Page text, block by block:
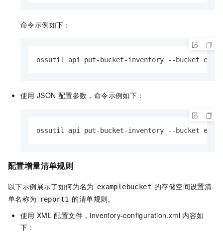
命令示例如下：
ossutil api put-bucket-inventory --bucket
使用 JSON 配置参数，命令示例如下：
ossutil api put-bucket-inventory --bucket
配置增量清单规则
以下示例展示了如何为名为 examplebucket 的存储空间设置清
单名称为
report1 的清单规则。
使用 XML 配置文件，inventory-configuration.xml 内容如
下：